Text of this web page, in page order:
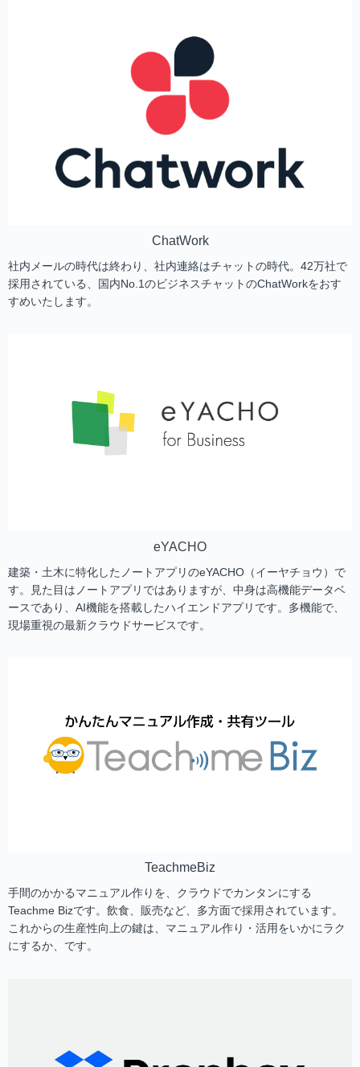
ChatWork
社内メールの時代は終わり、社内連絡はチャットの時代。42万社で
採用されている、国内No.1のビジネスチャットのChatWorkをおす
すめいたします。
eYACHO
建築・土木に特化したノートアプリのeYACHO（イーヤチョウ）で
す。見た目はノートアプリではありますが、中身は高機能データベ
ースであり、AI機能を搭載したハイエンドアプリです。多機能で、
現場重視の最新クラウドサービスです。
TeachmeBiz
手間のかかるマニュアル作りを、クラウドでカンタンにする
Teachme Bizです。飲食、販売など、多方面で採用されています。
これからの生産性向上の鍵は、マニュアル作り・活用をいかにラク
にするか、です。